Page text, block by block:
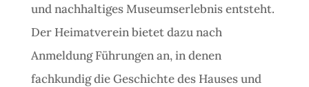
und nachhaltiges Museumserlebnis entsteht.
Der Heimatverein bietet dazu nach
Anmeldung Führungen an, in denen
fachkundig die Geschichte des Hauses und